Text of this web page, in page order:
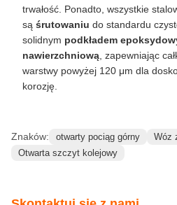
trwałość. Ponadto, wszystkie
są śrutowaniu do standardu
solidnym podkładem
nawierzchniową , zapewniając
warstwy powyżej 120 μm dla
korozję.
Znaków: otwarty pociąg górny
Wóz
Otwarta szczyt kolejowy